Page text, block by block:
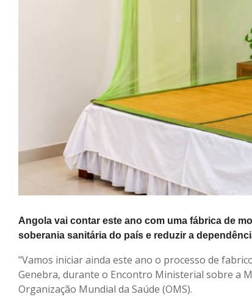
Angola vai contar este ano com uma fábrica de
soberania sanitária do país e reduzir a
"Vamos iniciar ainda este ano o processo de
Genebra, durante o Encontro Ministerial sobre a
Organização Mundial da Saúde (OMS).